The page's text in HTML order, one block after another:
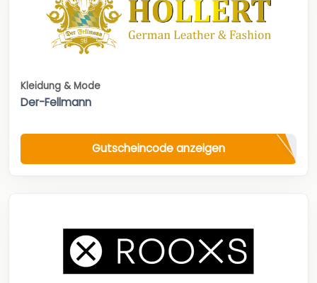
Kleidung & Mode
Der-Fellmann
Gutscheincode anzeigen